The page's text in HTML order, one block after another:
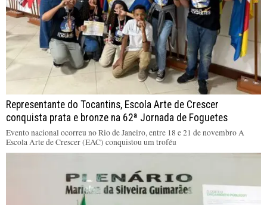
Representante do Tocantins, Escola Arte de Crescer
conquista prata e bronze na 62ª Jornada de Foguetes
Evento nacional ocorreu no Rio de Janeiro, entre 18 e 21 de novembro A
Escola Arte de Crescer (EAC) conquistou um troféu